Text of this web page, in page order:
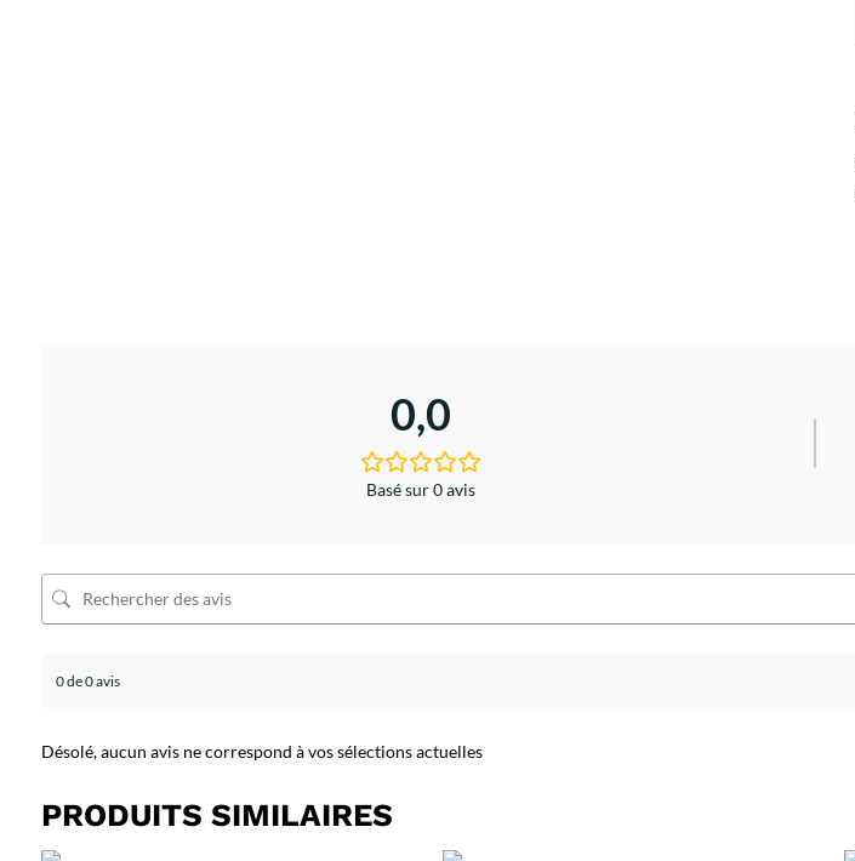
0,0
Basé sur 0 avis
0 de 0 avis
Désolé, aucun avis ne correspond à vos sélections actuelles
PRODUITS SIMILAIRES